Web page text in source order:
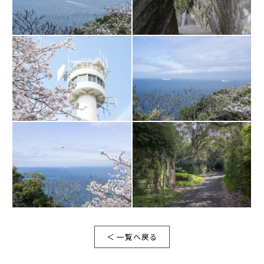
＜ 一覧へ戻る